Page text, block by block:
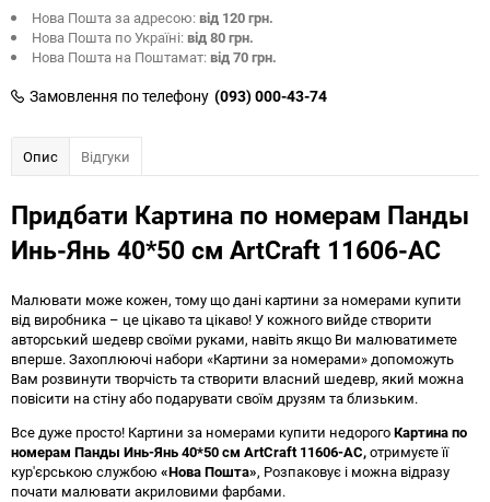
Нова Пошта за адресою:від 120 грн.
Нова Пошта по Україні:від 80 грн.
Нова Пошта на Поштамат:від 70 грн.
Замовлення по телефону (093) 000-43-74
Опис Відгуки
Придбати Картина по номерам Панды
Инь-Янь 40*50 см ArtCraft 11606-AC
Малювати може кожен, тому що дані картини за номерами купити
від виробника – це цікаво та цікаво! У кожного вийде створити
авторський шедевр своїми руками, навіть якщо Ви малюватимете
вперше. Захоплюючі набори «Картини за номерами» допоможуть
Вам розвинути творчість та створити власний шедевр, який можна
повісити на стіну або подарувати своїм друзям та близьким.
Все дуже просто! Картини за номерами купити недорогоКартина по
номерам Панды Инь-Янь 40*50 см ArtCraft 11606-AC,отримуєте її
кур'єрською службою «Нова Пошта», Розпаковує і можна відразу
почати малювати акриловими фарбами.